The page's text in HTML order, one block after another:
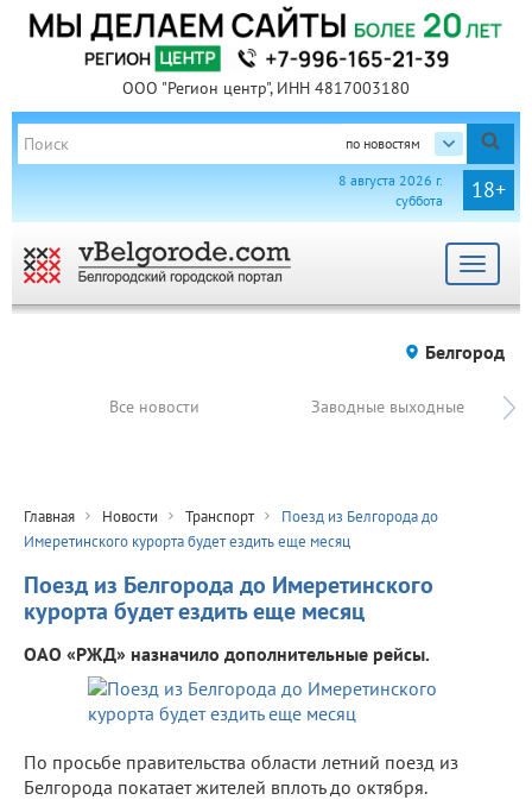
ООО "Регион центр", ИНН 4817003180
по новостям
18+
8 августа 2026 г.
суббота
Toggle
Белгород
Все новости Заводные выходные
Главная Новости Транспорт
Поезд из Белгорода до
Имеретинского курорта будет ездить еще месяц
Поезд из Белгорода до Имеретинского
курорта будет ездить еще месяц
ОАО «РЖД» назначило дополнительные рейсы.
По просьбе правительства области летний поезд из
Белгорода покатает жителей вплоть до октября.